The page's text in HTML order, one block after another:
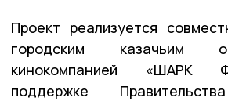
Проект реализуется
городским казачьим
кинокомпанией «ШАРК
поддержке